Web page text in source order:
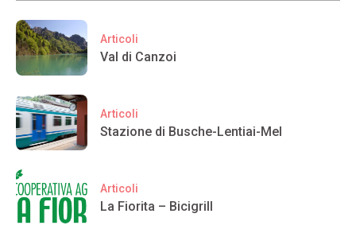
Articoli
Val di Canzoi
Articoli
Stazione di Busche-Lentiai-Mel
Articoli
La Fiorita – Bicigrill